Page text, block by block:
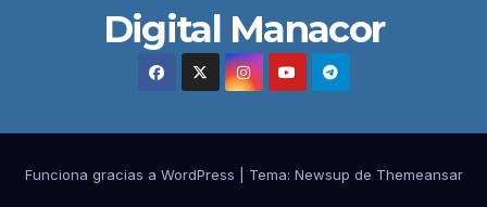
Digital Manacor
Funciona gracias a WordPress Tema: Newsup de Themeansar